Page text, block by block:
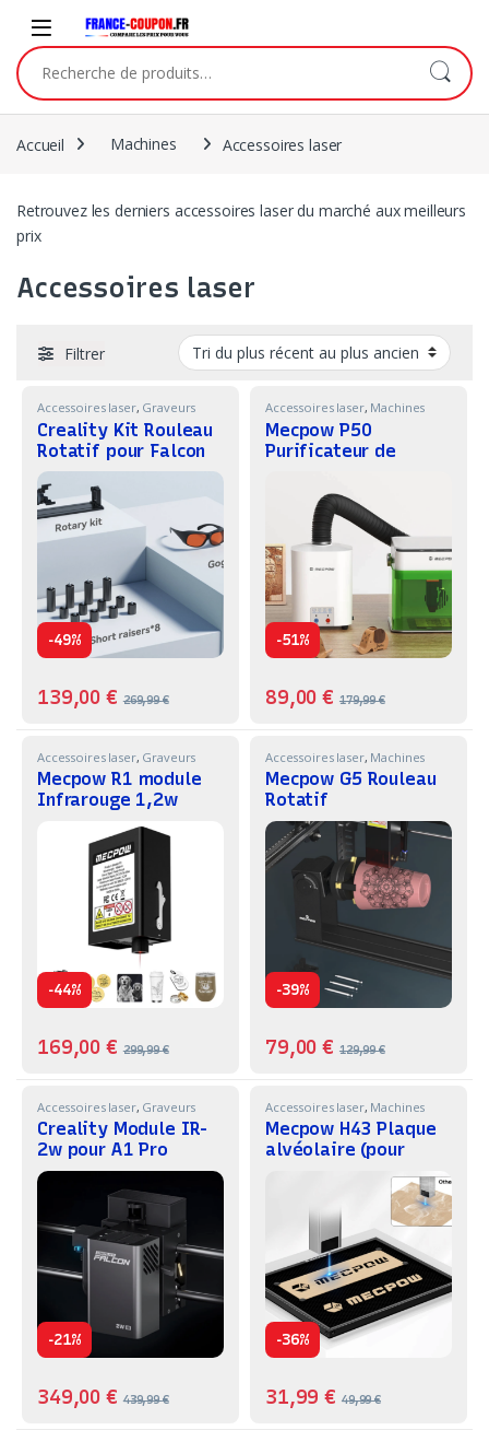
Recherche pour :
Accueil Machines Accessoires laser
Retrouvez les derniers accessoires laser du marché aux meilleurs
prix
Accessoires laser
Filtrer
Accessoires laser, Graveurs
Machines
Creality Kit Rouleau
Rotatif pour Falcon
A1
-49%
139,00€ 269,99€
Accessoires laser, Machines
Mecpow P50
Purificateur de
-51%
89,00€ 179,99€
Accessoires laser, Graveurs
Laser Machines
Mecpow R1 module
Infrarouge 1,2w
-44%
169,00€ 299,99€
Accessoires laser, Machines
Mecpow G5 Rouleau
Rotatif
-39%
79,00€ 129,99€
Accessoires laser, Graveurs
Laser Machines
Creality Module IR-
2w pour A1 Pro
-21%
349,00€ 439,99€
Accessoires laser, Machines
Mecpow H43 Plaque
alvéolaire (pour
-36%
31,99€ 49,99€